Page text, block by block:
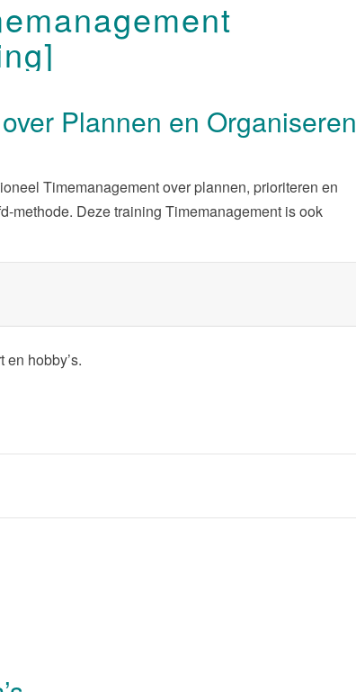
Plannen en Organiseren
Timemanagement over plannen, prioriteren en
methode. Deze training Timemanagement is ook
hobby’s.